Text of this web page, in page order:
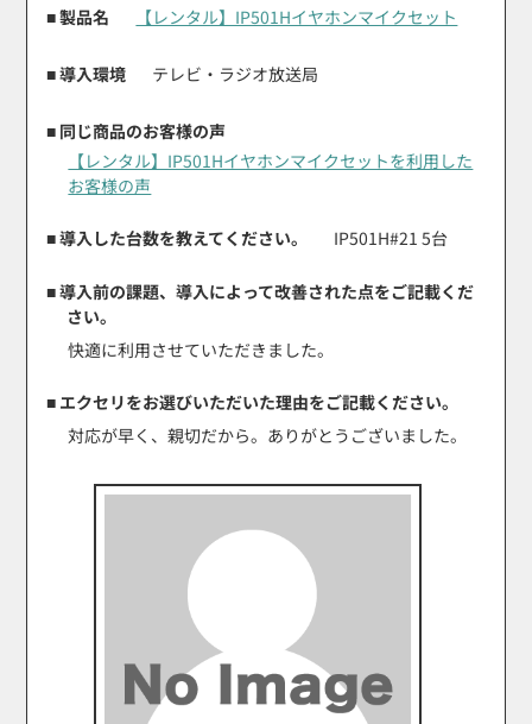
■ 製品名 【レンタル】IP501Hイヤホンマイクセット
■ 導入環境 テレビ・ラジオ放送局
■ 同じ商品のお客様の声
【レンタル】IP501Hイヤホンマイクセットを利用した
お客様の声
■ 導入した台数を教えてください。 IP501H#21 5台
■ 導入前の課題、導入によって改善された点をご記載くだ
さい。
快適に利用させていただきました。
■ エクセリをお選びいただいた理由をご記載ください。
対応が早く、親切だから。ありがとうございました。